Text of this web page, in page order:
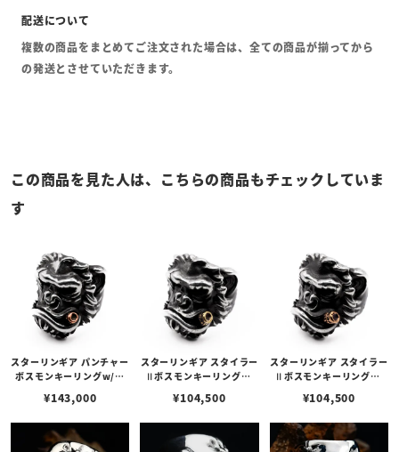
複数の商品をまとめてご注文された場合は、全ての商品が揃ってから
の発送とさせていただきます。
この商品を見た人は、こちらの商品もチェックしていま
す
スターリンギア パンチャー
ボスモンキーリングw/コ
¥143,000
スターリンギア スタイラー
Ⅱボスモンキーリングw/
¥104,500
スターリンギア スタイラー
Ⅱボスモンキーリングw/
¥104,500